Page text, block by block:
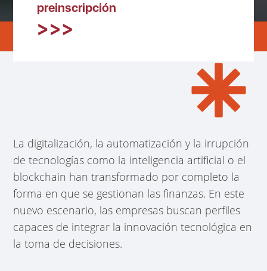
preinscripción
La digitalización, la automatización y la irrupción
de tecnologías como la inteligencia artificial o el
blockchain han transformado por completo la
forma en que se gestionan las finanzas. En este
nuevo escenario, las empresas buscan perfiles
capaces de integrar la innovación tecnológica en
la toma de decisiones.